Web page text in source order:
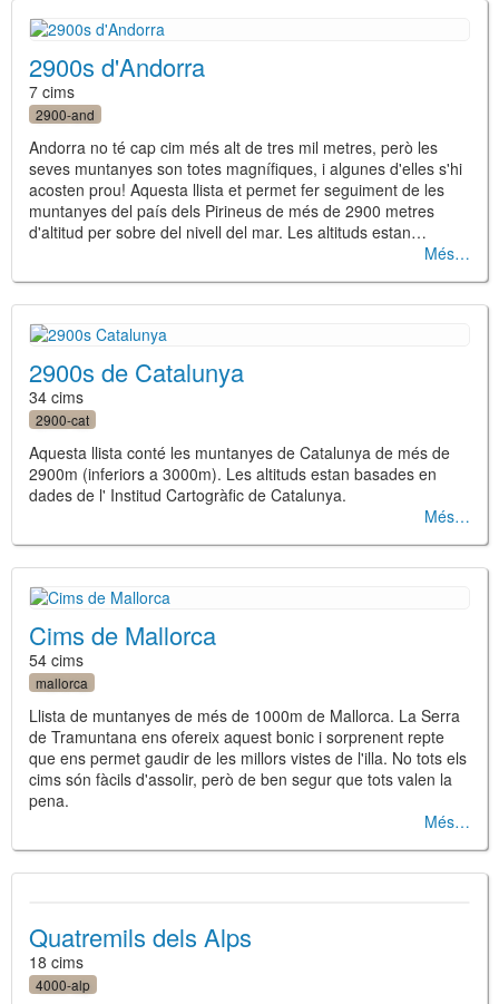
2900s d'Andorra
7 cims
2900-and
Andorra no té cap cim més alt de tres mil metres, però les
seves muntanyes son totes magnífiques, i algunes d'elles s'hi
acosten prou! Aquesta llista et permet fer seguiment de les
muntanyes del país dels Pirineus de més de 2900 metres
d'altitud per sobre del nivell del mar. Les altituds estan…
Més
2900s de Catalunya
34 cims
2900-cat
Aquesta llista conté les muntanyes de Catalunya de més de
2900m (inferiors a 3000m). Les altituds estan basades en
dades de l' Institud Cartogràfic de Catalunya.
Més
Cims de Mallorca
54 cims
mallorca
Llista de muntanyes de més de 1000m de Mallorca. La Serra
de Tramuntana ens ofereix aquest bonic i sorprenent repte
que ens permet gaudir de les millors vistes de l'illa. No tots els
cims són fàcils d'assolir, però de ben segur que tots valen la
pena.
Més
Quatremils dels Alps
18 cims
4000-alp